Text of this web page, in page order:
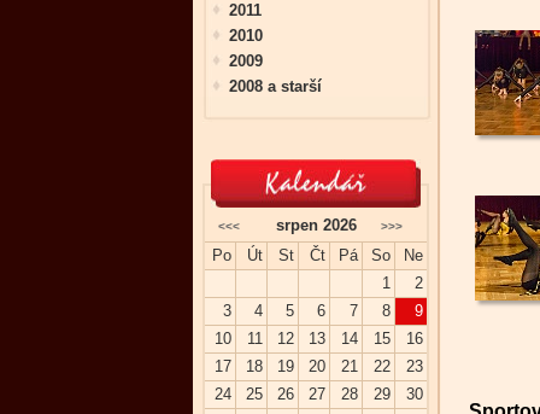
2011
2010
2009
2008 a starší
<<< >>>
srpen 2026
Po
Út St Čt Pá So
Ne
1
2
3
4 5 6 7 8
9
10
11 12 13 14 15
16
17
18 19 20 21 22
23
24
25 26 27 28 29
30